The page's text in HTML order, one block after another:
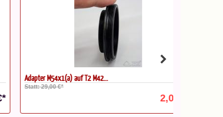
Adapter M54x1(a) auf T2 M42...
Statt: 29,00 €*
2,00 €*